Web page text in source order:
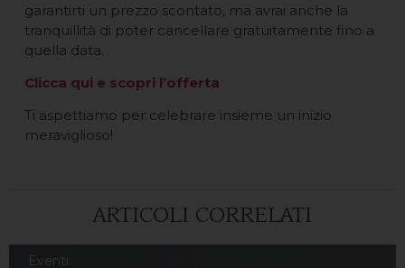
garantirti un prezzo scontato, ma avrai anche la
tranquillità di poter cancellare gratuitamente fino a
quella data.
Clicca qui e scopri l’offerta
Ti aspettiamo per celebrare insieme un inizio
meraviglioso!
ARTICOLI CORRELATI
Eventi